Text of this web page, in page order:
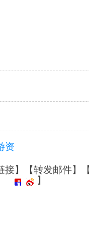
资
接】【转发邮件】
】